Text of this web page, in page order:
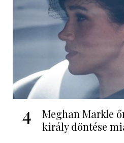
4
Meghan Markle
király döntése